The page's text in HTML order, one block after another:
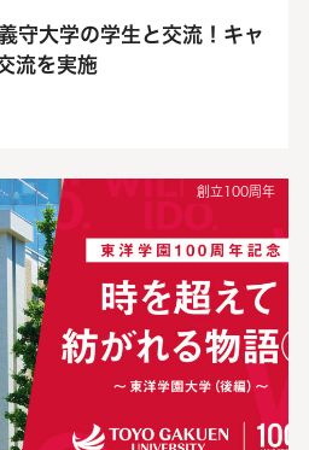
守大学の学生と交流！キャ
流を実施
創立100周年